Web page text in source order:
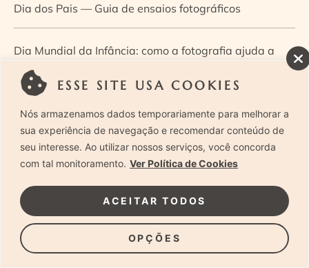
ESSE SITE USA COOKIES
Nós armazenamos dados temporariamente para melhorar a
sua experiência de navegação e recomendar conteúdo de
seu interesse. Ao utilizar nossos serviços, você concorda
com tal monitoramento. Ver Política de Cookies
OPÇÕES
ACEITAR TODOS
Dia dos Pais — Guia de ensaios fotográficos
Dia Mundial da Infância: como a fotografia ajuda a
construir a memória e a identidade da criança
Diário de uma grávida e sua pequena
Dica de especialista: como otimizar o fluxo de trabalho
no ensaio newborn?
Dica de especialista: qual o melhor guia de poses para
fotografia newborn?